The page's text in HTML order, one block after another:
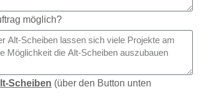
möglich?
Scheiben (über den Button unten